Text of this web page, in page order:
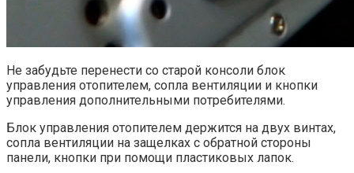
Не забудьте перенести со старой консоли блок
управления отопителем, сопла вентиляции и кнопки
управления дополнительными потребителями.
Блок управления отопителем держится на двух винтах,
сопла вентиляции на защелках с обратной стороны
панели, кнопки при помощи пластиковых лапок.